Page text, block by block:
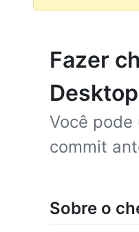
Fazer
Desktop
Você
commit
Sobre o